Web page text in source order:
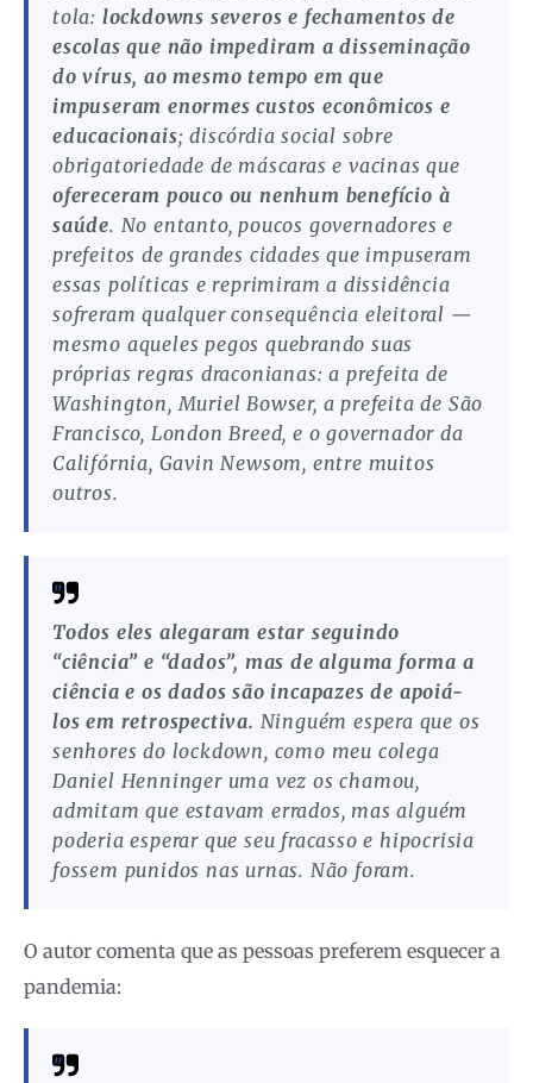
tola: lockdowns severos e fechamentos de
escolas que não impediram a disseminação
do vírus, ao mesmo tempo em que
impuseram enormes custos econômicos e
educacionais; discórdia social sobre
obrigatoriedade de máscaras e vacinas que
ofereceram pouco ou nenhum benefício à
saúde. No entanto, poucos governadores e
prefeitos de grandes cidades que impuseram
essas políticas e reprimiram a dissidência
sofreram qualquer consequência eleitoral —
mesmo aqueles pegos quebrando suas
próprias regras draconianas: a prefeita de
Washington, Muriel Bowser, a prefeita de São
Francisco, London Breed, e o governador da
Califórnia, Gavin Newsom, entre muitos
outros.
Todos eles alegaram estar seguindo
“ciência” e “dados”, mas de alguma forma a
ciência e os dados são incapazes de apoiá-
los em retrospectiva. Ninguém espera que os
senhores do lockdown, como meu colega
Daniel Henninger uma vez os chamou,
admitam que estavam errados, mas alguém
poderia esperar que seu fracasso e hipocrisia
fossem punidos nas urnas. Não foram.
O autor comenta que as pessoas preferem esquecer a
pandemia: